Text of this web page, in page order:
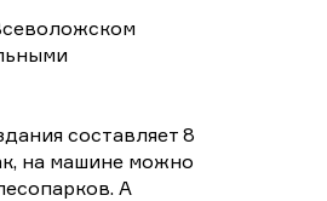
составляет 8
на машине можно
А